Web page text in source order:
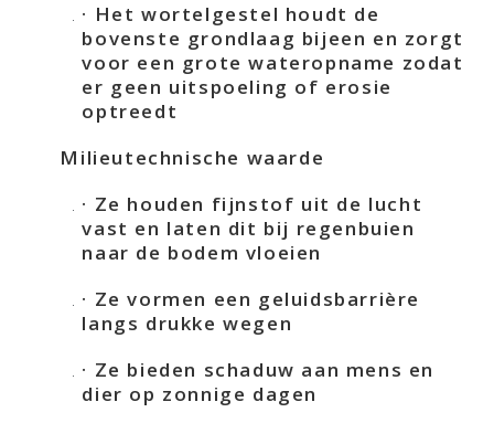
· Het wortelgestel houdt de
bovenste grondlaag bijeen en zorgt
voor een grote wateropname zodat
er geen uitspoeling of erosie
optreedt
Milieutechnische waarde
· Ze houden fijnstof uit de lucht
vast en laten dit bij regenbuien
naar de bodem vloeien
· Ze vormen een geluidsbarrière
langs drukke wegen
· Ze bieden schaduw aan mens en
dier op zonnige dagen